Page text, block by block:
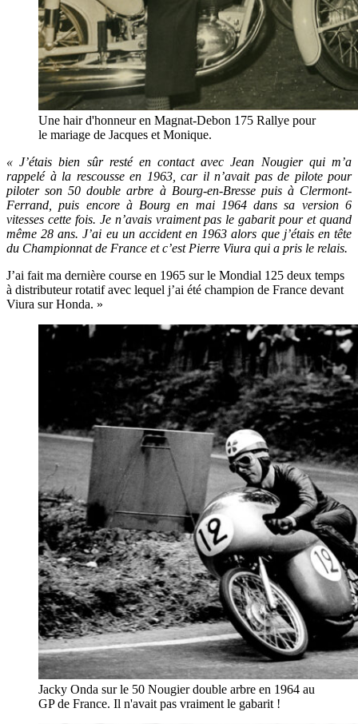
Une hair d'honneur en Magnat-Debon 175 Rallye pour
le mariage de Jacques et Monique.
« J’étais bien sûr resté en contact avec Jean Nougier qui m’a
rappelé à la rescousse en 1963, car il n’avait pas de pilote pour
piloter son 50 double arbre à Bourg-en-Bresse puis à Clermont-
Ferrand, puis encore à Bourg en mai 1964 dans sa version 6
vitesses cette fois. Je n’avais vraiment pas le gabarit pour et quand
même 28 ans. J’ai eu un accident en 1963 alors que j’étais en tête
du Championnat de France et c’est Pierre Viura qui a pris le relais.
J’ai fait ma dernière course en 1965 sur le Mondial 125 deux temps
à distributeur rotatif avec lequel j’ai été champion de France devant
Viura sur Honda. »
Jacky Onda sur le 50 Nougier double arbre en 1964 au
GP de France. Il n'avait pas vraiment le gabarit !